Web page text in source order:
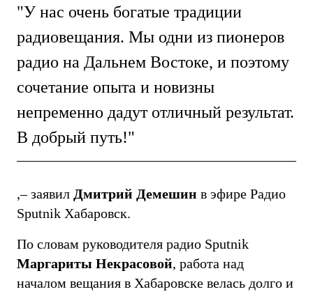
"У нас очень богатые традиции
радиовещания. Мы одни из пионеров
радио на Дальнем Востоке, и поэтому
сочетание опыта и новизны
непременно дадут отличный результат.
В добрый путь!"
,– заявил Дмитрий Демешин в эфире Радио
Sputnik Хабаровск.
По словам руководителя радио Sputnik
Маргариты Некрасовой, работа над
началом вещания в Хабаровске велась долго и